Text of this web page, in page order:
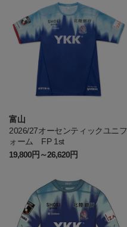
富山
2026/27オーセンティックユニフ
ォーム FP 1st
19,800円～26,620円